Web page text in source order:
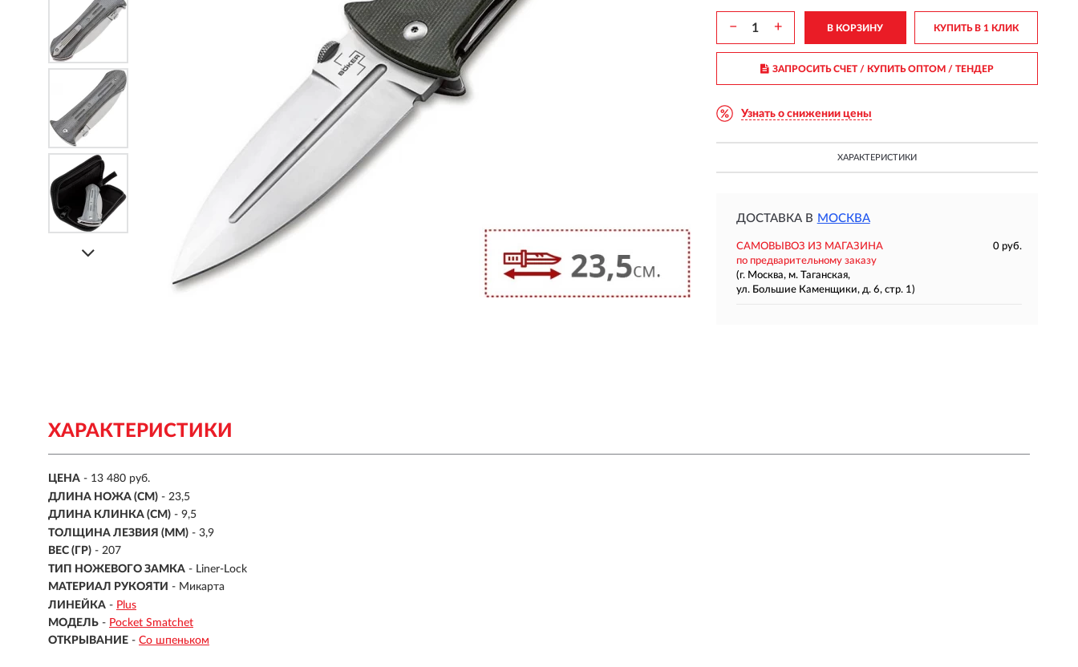
− + В КОРЗИНУ КУПИТЬ В 1 КЛИК
ЗАПРОСИТЬ СЧЕТ / КУПИТЬ ОПТОМ/ ТЕНДЕР
Узнать о снижении цены
ХАРАКТЕРИСТИКИ
ДОСТАВКА В МОСКВА
САМОВЫВОЗ ИЗ МАГАЗИНА
0 руб.
по предварительному заказу
(г. Москва, м. Таганская,
ул. Большие Каменщики, д. 6, стр. 1)
ХАРАКТЕРИСТИКИ
ЦЕНА - 13 480 руб.
ДЛИНА НОЖА (СМ) - 23,5
ДЛИНА КЛИНКА (СМ) - 9,5
ТОЛЩИНА ЛЕЗВИЯ (ММ) - 3,9
ВЕС (ГР) - 207
ТИП НОЖЕВОГО ЗАМКА - Liner-Lock
МАТЕРИАЛ РУКОЯТИ - Микарта
ЛИНЕЙКА - Plus
МОДЕЛЬ - Pocket Smatchet
ОТКРЫВАНИЕ - Со шпеньком